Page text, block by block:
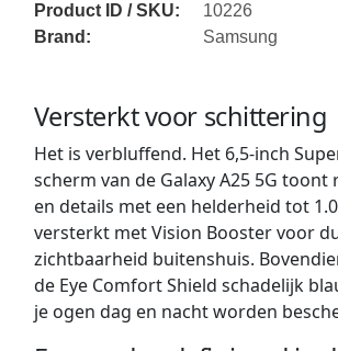
Product ID / SKU:
10226
Brand:
Samsung
Versterkt voor schittering
Het is verbluffend. Het 6,5-inch
scherm van de Galaxy A25 5G toont
en details met een helderheid tot
versterkt met Vision Booster voor
zichtbaarheid buitenshuis.
de Eye Comfort Shield schadelijk
je ogen dag en nacht worden